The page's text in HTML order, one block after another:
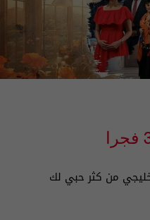
من كثر حبي لك